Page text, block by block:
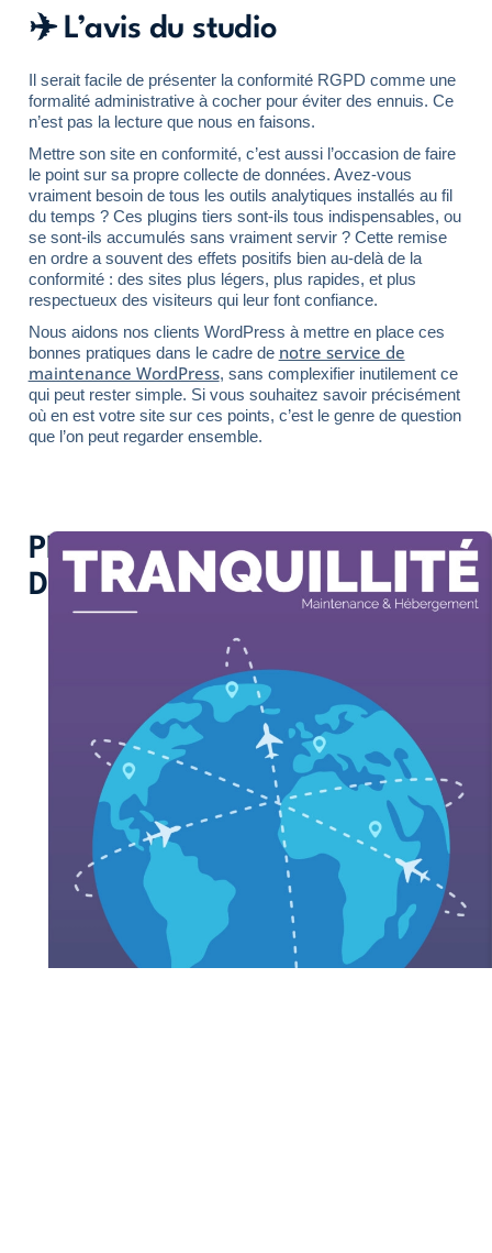
✈️ L’avis du studio
Il serait facile de présenter la conformité RGPD comme une
formalité administrative à cocher pour éviter des ennuis. Ce
n’est pas la lecture que nous en faisons.
Mettre son site en conformité, c’est aussi l’occasion de faire
le point sur sa propre collecte de données. Avez-vous
vraiment besoin de tous les outils analytiques installés au fil
du temps ? Ces plugins tiers sont-ils tous indispensables, ou
se sont-ils accumulés sans vraiment servir ? Cette remise
en ordre a souvent des effets positifs bien au-delà de la
conformité : des sites plus légers, plus rapides, et plus
respectueux des visiteurs qui leur font confiance.
Nous aidons nos clients WordPress à mettre en place ces
bonnes pratiques dans le cadre de notre service de
maintenance WordPress, sans complexifier inutilement ce
qui peut rester simple. Si vous souhaitez savoir précisément
où en est votre site sur ces points, c’est le genre de question
que l’on peut regarder ensemble.
PLUS
D'INSPIRATION